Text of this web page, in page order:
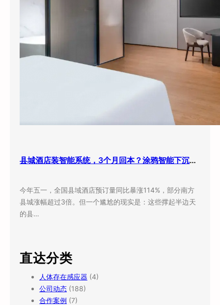
县城酒店装智能系统，3个月回本？涂鸦智能下沉市场打法曝光
今年五一，全国县域酒店预订量同比暴涨114%，部分南方
县城涨幅超过3倍。但一个尴尬的现实是：这些撑起半边天
的县…
直达分类
人体存在感应器 (4)
公司动态 (188)
合作案例 (7)